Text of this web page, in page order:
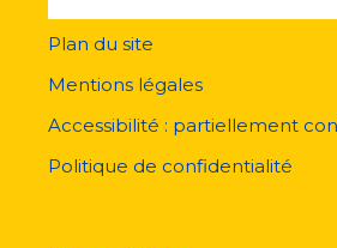
pied
page
Plan du site
Mentions légales
Accessibilité : partiellement
Politique de confidentialité